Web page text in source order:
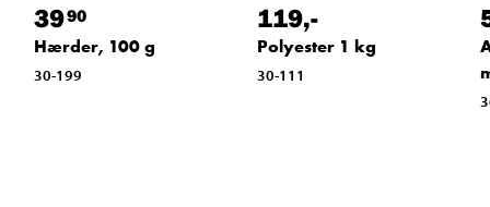
3990
Hærder, 100 g
30-199
119,-
Polyester 1 kg
30-111